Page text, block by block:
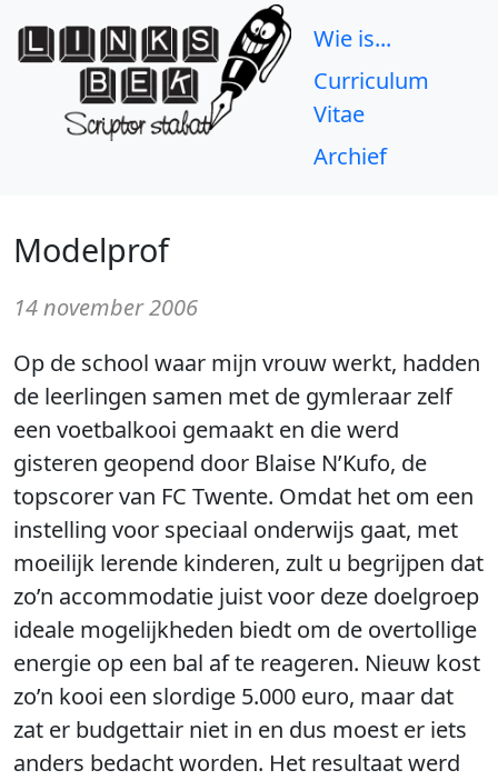
Wie is...
Curriculum
Vitae
Archief
Modelprof
14 november 2006
Op de school waar mijn vrouw werkt, hadden
de leerlingen samen met de gymleraar zelf
een voetbalkooi gemaakt en die werd
gisteren geopend door Blaise N’Kufo, de
topscorer van FC Twente. Omdat het om een
instelling voor speciaal onderwijs gaat, met
moeilijk lerende kinderen, zult u begrijpen dat
zo’n accommodatie juist voor deze doelgroep
ideale mogelijkheden biedt om de overtollige
energie op een bal af te reageren. Nieuw kost
zo’n kooi een slordige 5.000 euro, maar dat
zat er budgettair niet in en dus moest er iets
anders bedacht worden. Het resultaat werd